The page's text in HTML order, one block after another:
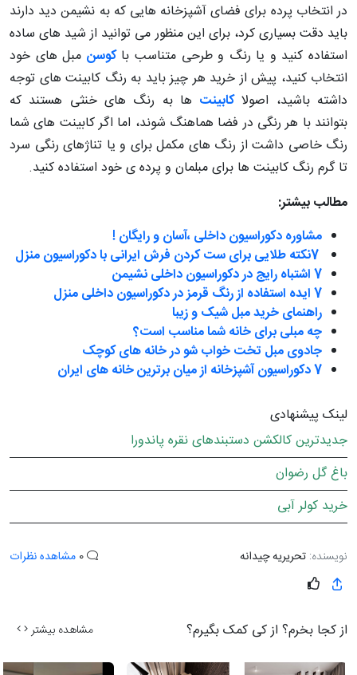
در انتخاب پرده برای فضای آشپزخانه هایی که به نشیمن دید دارند
باید دقت بسیاری کرد، برای این منظور می توانید از شید های ساده
استفاده کنید و یا رنگ و طرحی متناسب باکوسن مبل های خود
انتخاب کنید، پیش از خرید هر چیز باید به رنگ کابینت های توجه
داشته باشید، اصولاکابینت ها به رنگ های خنثی هستند که
بتوانند با هر رنگی در فضا هماهنگ شوند، اما اگر کابینت های شما
رنگ خاصی داشت از رنگ های مکمل برای و یا تناژهای رنگی سرد
تا گرم رنگ کابینت ها برای مبلمان و پرده ی خود استفاده کنید.
مطالب بیشتر:
مشاوره دکوراسیون داخلی ،آسان و رایگان !
7اشتباه رایج در دکوراسیون داخلی نشیمن
7ایده استفاده از رنگ قرمز در دکوراسیون داخلی منزل
راهنمای خرید مبل شیک و زیبا
چه مبلی برای خانه شما مناسب است؟
جادوی مبل تخت خواب شو در خانه های کوچک
7 دکوراسیون آشپزخانه از میان برترین خانه های ایران
لینک پیشنهادی
جدیدترین کالکشن دستبندهای نقره پاندورا
باغ گل رضوان
خرید کولر آبی
نویسنده: تحریریه چیدانه مشاهده نظرات
از کجا بخرم؟ از کی کمک بگیرم؟ مشاهده بیشتر